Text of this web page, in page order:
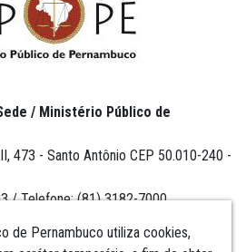
de Pernambuco utiliza cookies,
/ Ministério Público de
473 - Santo Antônio CEP 50.010-240 -
/ Telefone: (81) 3182-7000